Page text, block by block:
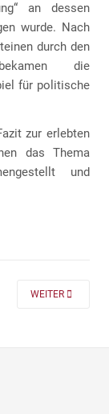
an dessen
wurde. Nach
durch den
die
für politische
zur erlebten
das Thema
und
DIE KLASSEN 7
NEXT ARTICLE:
WEITER